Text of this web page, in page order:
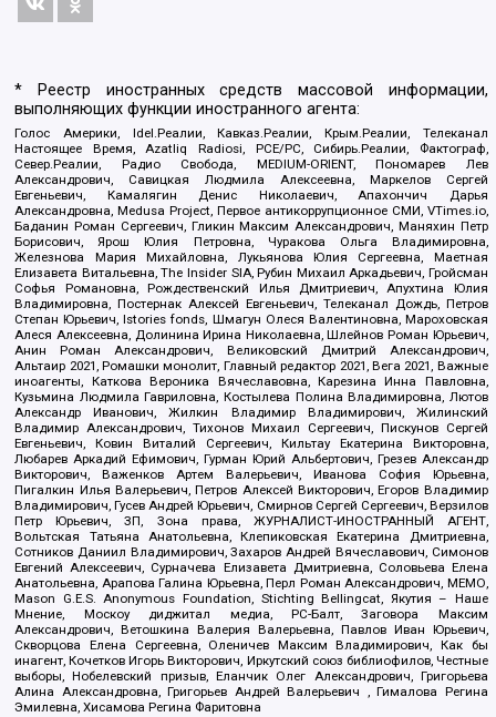
* Реестр иностранных средств массовой информации,
выполняющих функции иностранного агента:
Голос Америки, Idel.Реалии, Кавказ.Реалии, Крым.Реалии, Телеканал
Настоящее Время, Azatliq Radiosi, PCE/PC, Сибирь.Реалии, Фактограф,
Север.Реалии, Радио Свобода, MEDIUM-ORIENT, Пономарев Лев
Александрович, Савицкая Людмила Алексеевна, Маркелов Сергей
Евгеньевич, Камалягин Денис Николаевич, Апахончич Дарья
Александровна, Medusa Project, Первое антикоррупционное СМИ, VTimes.io,
Баданин Роман Сергеевич, Гликин Максим Александрович, Маняхин Петр
Борисович, Ярош Юлия Петровна, Чуракова Ольга Владимировна,
Железнова Мария Михайловна, Лукьянова Юлия Сергеевна, Маетная
Елизавета Витальевна, The Insider SIA, Рубин Михаил Аркадьевич, Гройсман
Софья Романовна, Рождественский Илья Дмитриевич, Апухтина Юлия
Владимировна, Постернак Алексей Евгеньевич, Телеканал Дождь, Петров
Степан Юрьевич, Istories fonds, Шмагун Олеся Валентиновна, Мароховская
Алеся Алексеевна, Долинина Ирина Николаевна, Шлейнов Роман Юрьевич,
Анин Роман Александрович, Великовский Дмитрий Александрович,
Альтаир 2021, Ромашки монолит, Главный редактор 2021, Вега 2021, Важные
иноагенты, Каткова Вероника Вячеславовна, Карезина Инна Павловна,
Кузьмина Людмила Гавриловна, Костылева Полина Владимировна, Лютов
Александр Иванович, Жилкин Владимир Владимирович, Жилинский
Владимир Александрович, Тихонов Михаил Сергеевич, Пискунов Сергей
Евгеньевич, Ковин Виталий Сергеевич, Кильтау Екатерина Викторовна,
Любарев Аркадий Ефимович, Гурман Юрий Альбертович, Грезев Александр
Викторович, Важенков Артем Валерьевич, Иванова София Юрьевна,
Пигалкин Илья Валерьевич, Петров Алексей Викторович, Егоров Владимир
Владимирович, Гусев Андрей Юрьевич, Смирнов Сергей Сергеевич, Верзилов
Петр Юрьевич, ЗП, Зона права, ЖУРНАЛИСТ-ИНОСТРАННЫЙ АГЕНТ,
Вольтская Татьяна Анатольевна, Клепиковская Екатерина Дмитриевна,
Сотников Даниил Владимирович, Захаров Андрей Вячеславович, Симонов
Евгений Алексеевич, Сурначева Елизавета Дмитриевна, Соловьева Елена
Анатольевна, Арапова Галина Юрьевна, Перл Роман Александрович, МЕМО,
Mason G.E.S. Anonymous Foundation, Stichting Bellingcat, Якутия – Наше
Мнение, Москоу диджитал медиа, РС-Балт, Заговора Максим
Александрович, Ветошкина Валерия Валерьевна, Павлов Иван Юрьевич,
Скворцова Елена Сергеевна, Оленичев Максим Владимирович, Как бы
инагент, Кочетков Игорь Викторович, Иркутский союз библиофилов, Честные
выборы, Нобелевский призыв, Еланчик Олег Александрович, Григорьева
Алина Александровна, Григорьев Андрей Валерьевич , Гималова Регина
Эмилевна, Хисамова Регина Фаритовна